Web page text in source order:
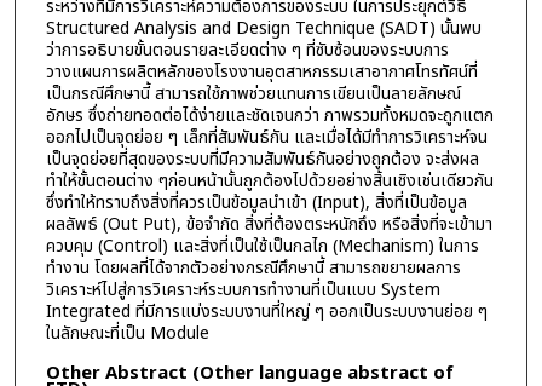
ระหว่างที่มีการวิเคราะห์ความต้องการของระบบ ในการประยุกต์วิธี
Structured Analysis and Design Technique (SADT) นั้นพบ
ว่าการอธิบายขั้นตอนรายละเอียดต่าง ๆ ที่ซับซ้อนของระบบการ
วางแผนการผลิตหลักของโรงงานอุตสาหกรรมเสาอากาศโทรทัศน์ที่
เป็นกรณีศึกษานี้ สามารถใช้ภาพช่วยแทนการเขียนเป็นลายลักษณ์
อักษร ซึ่งถ่ายทอดต่อได้ง่ายและชัดเจนกว่า ภาพรวมทั้งหมดจะถูกแตก
ออกไปเป็นจุดย่อย ๆ เล็กที่สัมพันธ์กัน และเมื่อได้มีทำการวิเคราะห์จน
เป็นจุดย่อยที่สุดของระบบที่มีความสัมพันธ์กันอย่างถูกต้อง จะส่งผล
ทำให้ขั้นตอนต่าง ๆก่อนหน้านั้นถูกต้องไปด้วยอย่างสิ้นเชิงเช่นเดียวกัน
ซึ่งทำให้ทราบถึงสิ่งที่ควรเป็นข้อมูลนำเข้า (Input), สิ่งที่เป็นข้อมูล
ผลลัพธ์ (Out Put), ข้อจำกัด สิ่งที่ต้องตระหนักถึง หรือสิ่งที่จะเข้ามา
ควบคุม (Control) และสิ่งที่เป็นใช้เป็นกลไก (Mechanism) ในการ
ทำงาน โดยผลที่ได้จากตัวอย่างกรณีศึกษานี้ สามารถขยายผลการ
วิเคราะห์ไปสู่การวิเคราะห์ระบบการทำงานที่เป็นแบบ System
Integrated ที่มีการแบ่งระบบงานที่ใหญ่ ๆ ออกเป็นระบบงานย่อย ๆ
ในลักษณะที่เป็น Module
Other Abstract (Other language abstract of